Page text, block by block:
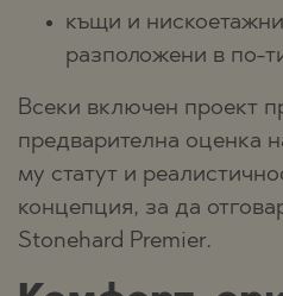
къщи и
разположени в по-
Всеки включен проект
предварителна оценка
му статут и
концепция, за да
Stonehard Premier.